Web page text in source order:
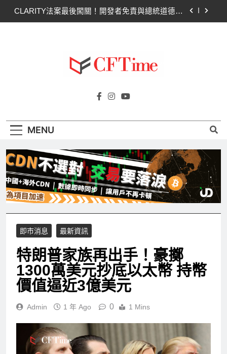
CLARITY法案最後闖關！開發者免責與總統道德條
比特幣收復64000美元！拋售三日即反轉！短期持
有者從恐慌賣出轉為淨買入
CLARITY法案最後闖關！開發者免責與總統道德條
Cftime.io
AI（ChatGPT）、區塊鏈、NFT、加密貨
MENU
即市消息 最新資訊
特朗普家族再出手！豪擲
1300萬美元抄底以太幣 持幣
價值逼近3億美元
Admin 1 年 Ago 0 1 Mins